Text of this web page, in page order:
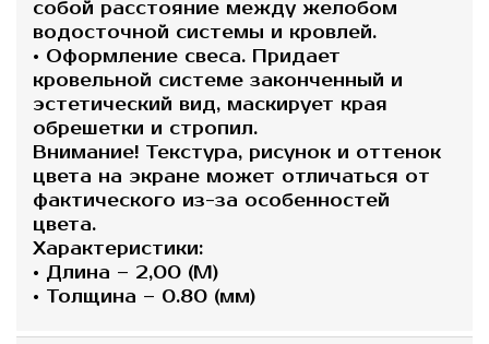
собой расстояние между желобом
водосточной системы и кровлей.
• Оформление свеса. Придает
кровельной системе законченный и
эстетический вид, маскирует края
обрешетки и стропил.
Внимание! Текстура, рисунок и оттенок
цвета на экране может отличаться от
фактического из-за особенностей
цвета.
Характеристики:
• Длина – 2,00 (М)
• Толщина – 0.80 (мм)